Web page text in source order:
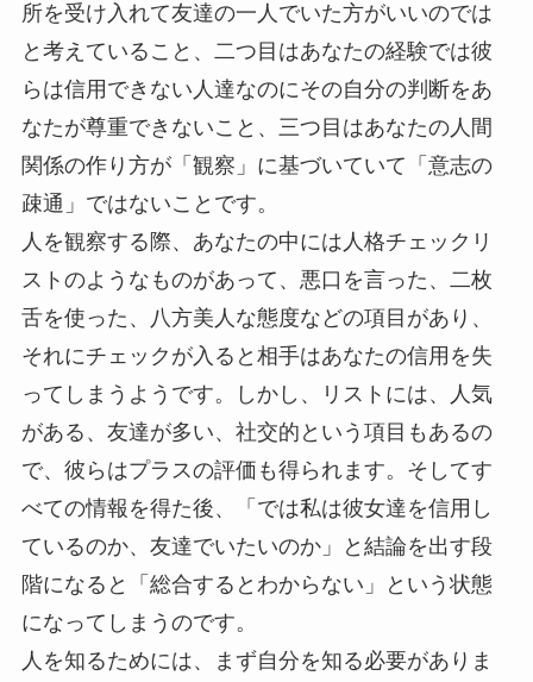
所を受け入れて友達の一人でいた方がいいのでは
と考えていること、二つ目はあなたの経験では彼
らは信用できない人達なのにその自分の判断をあ
なたが尊重できないこと、三つ目はあなたの人間
関係の作り方が「観察」に基づいていて「意志の
疎通」ではないことです。
人を観察する際、あなたの中には人格チェックリ
ストのようなものがあって、悪口を言った、二枚
舌を使った、八方美人な態度などの項目があり、
それにチェックが入ると相手はあなたの信用を失
ってしまうようです。しかし、リストには、人気
がある、友達が多い、社交的という項目もあるの
で、彼らはプラスの評価も得られます。そしてす
べての情報を得た後、「では私は彼女達を信用し
ているのか、友達でいたいのか」と結論を出す段
階になると「総合するとわからない」という状態
になってしまうのです。
人を知るためには、まず自分を知る必要がありま